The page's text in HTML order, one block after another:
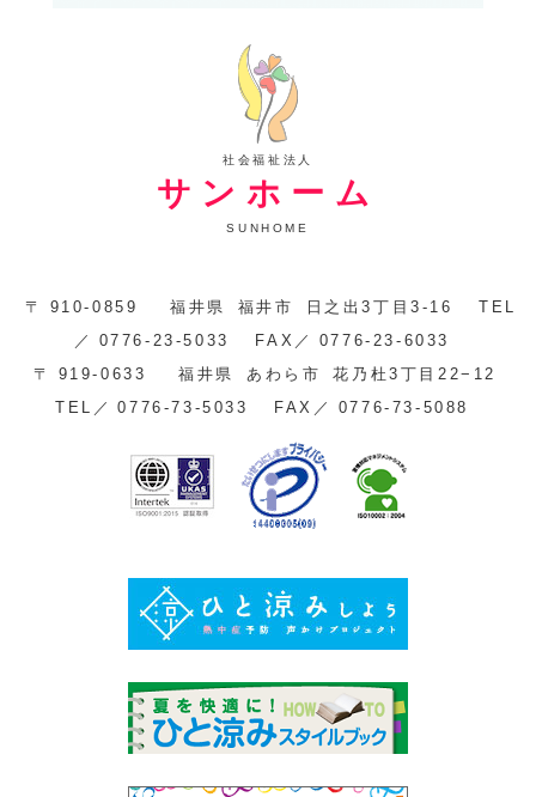
社会福祉法人
サンホーム
SUNHOME
〒 910-0859 福井県 福井市 日之出3丁目3-16
TEL
／
0776-23-5033 FAX／
0776-23-6033
〒
919-0633 福井県 あわら市
花乃杜3丁目22−12
TEL／
0776-73-5033 FAX／ 0776-73-5088